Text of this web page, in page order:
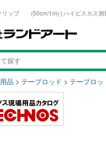
ップ (50cm/1m) | ハイビスカス測
品 > テープロッド > テープロ